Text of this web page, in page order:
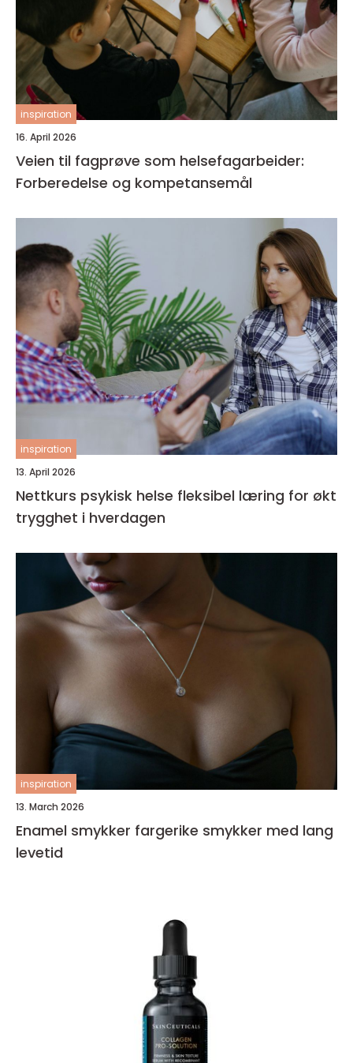
inspiration
16. April 2026
Veien til fagprøve som helsefagarbeider:
Forberedelse og kompetansemål
inspiration
13. April 2026
Nettkurs psykisk helse fleksibel læring for økt
trygghet i hverdagen
inspiration
13. March 2026
Enamel smykker fargerike smykker med lang
levetid